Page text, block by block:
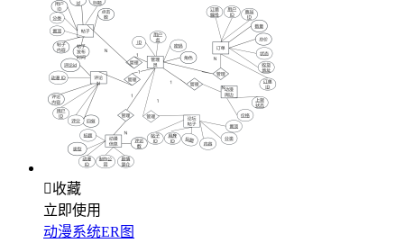
收藏
立即使用
动漫系统ER图